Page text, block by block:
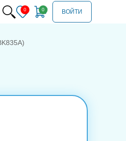
ВОЙТИ